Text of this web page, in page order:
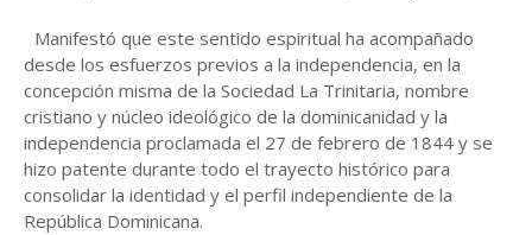
Manifestó que este sentido espiritual ha acompañado
desde los esfuerzos previos a la independencia, en la
concepción misma de la Sociedad La Trinitaria, nombre
cristiano y núcleo ideológico de la dominicanidad y la
independencia proclamada el 27 de febrero de 1844 y se
hizo patente durante todo el trayecto histórico para
consolidar la identidad y el perfil independiente de la
República Dominicana.